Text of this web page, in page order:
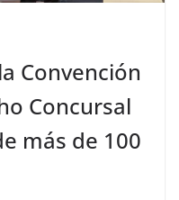
Convención
Concursal
más de 100